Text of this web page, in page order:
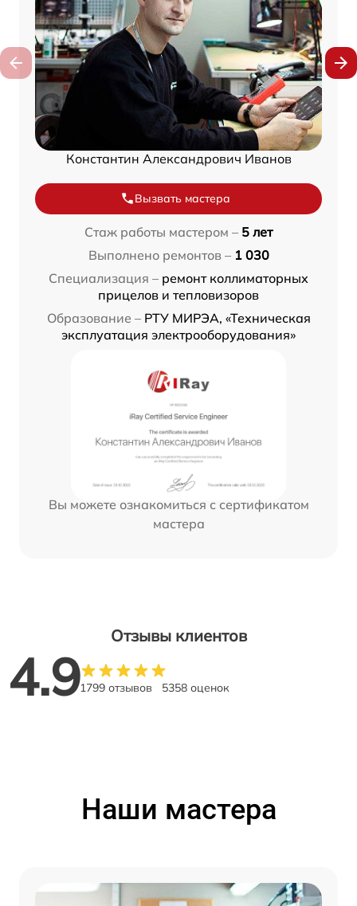
Константин Александрович Иванов
Вызвать мастера
Стаж работы мастером – 5 лет
Выполнено ремонтов – 1 030
Специализация – ремонт коллиматорных
прицелов и тепловизоров
Образование – РТУ МИРЭА, «Техническая
эксплуатация электрооборудования»
Вы можете ознакомиться с сертификатом
мастера
Отзывы клиентов
4.91799 отзывов 5358 оценок
Наши мастера